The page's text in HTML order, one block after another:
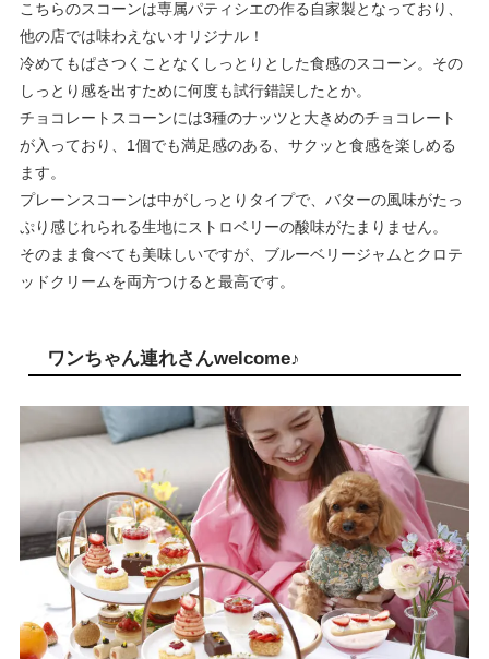
こちらのスコーンは専属パティシエの作る自家製となっており、
他の店では味わえないオリジナル！
冷めてもぱさつくことなくしっとりとした食感のスコーン。その
しっとり感を出すために何度も試行錯誤したとか。
チョコレートスコーンには3種のナッツと大きめのチョコレート
が入っており、1個でも満足感のある、サクッと食感を楽しめる
ます。
プレーンスコーンは中がしっとりタイプで、バターの風味がたっ
ぷり感じれられる生地にストロベリーの酸味がたまりません。
そのまま食べても美味しいですが、ブルーベリージャムとクロテ
ッドクリームを両方つけると最高です。
ワンちゃん連れさんwelcome♪